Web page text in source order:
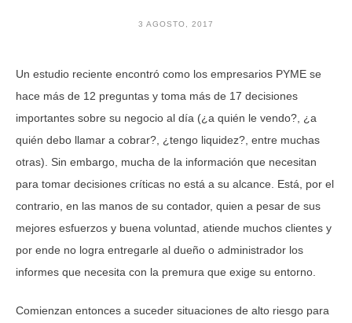
3 AGOSTO, 2017
Un estudio reciente encontró como los empresarios PYME se
hace más de 12 preguntas y toma más de 17 decisiones
importantes sobre su negocio al día (¿a quién le vendo?, ¿a
quién debo llamar a cobrar?, ¿tengo liquidez?, entre muchas
otras). Sin embargo, mucha de la información que necesitan
para tomar decisiones críticas no está a su alcance. Está, por el
contrario, en las manos de su contador, quien a pesar de sus
mejores esfuerzos y buena voluntad, atiende muchos clientes y
por ende no logra entregarle al dueño o administrador los
informes que necesita con la premura que exige su entorno.
Comienzan entonces a suceder situaciones de alto riesgo para